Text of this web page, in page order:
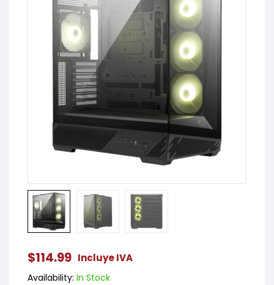
$114.99 Incluye IVA
Availability: In Stock